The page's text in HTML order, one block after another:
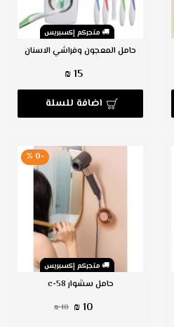
متجركم إكسبريس
حامل المعجون وفراشي الاسنان
15 ₪
اضافة للسلة
متجركم إكسبريس
-0 %
حامل سشوار c-58
10 ₪
10 ₪